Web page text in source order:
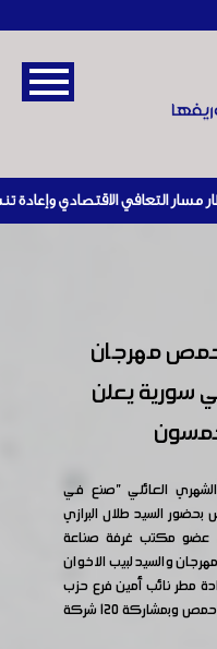
مهرجان
سورية يعلن
العائلي "صنع في
السيد طلال البرازي
مكتب غرفة صناعة
والسيد لبيب الاخوان
مطر نائب أمين فرع حزب
البعث العربي الاشتراكي في محافظة حمص وبمشاركة 120 شركة